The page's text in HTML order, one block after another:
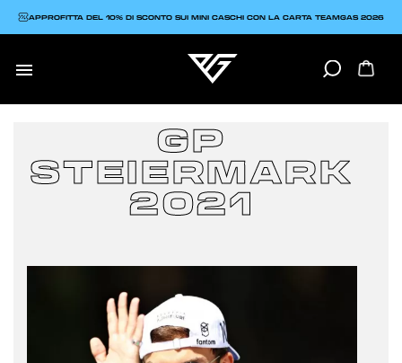

APPROFITTA DEL 10% DI SCONTO SUI MINI CASCHI CON LA CARTA TEAMGAS 2026
GP
STEIERMARK
2021